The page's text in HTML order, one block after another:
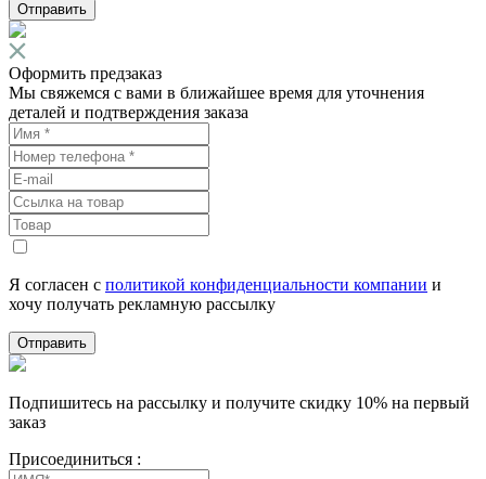
Отправить
Оформить предзаказ
Мы свяжемся с вами в ближайшее время для уточнения
деталей и подтверждения заказа
Я согласен с политикой конфиденциальности компании и
хочу получать рекламную рассылку
Отправить
Подпишитесь на рассылку и получите скидку 10% на первый
заказ
Присоединиться :